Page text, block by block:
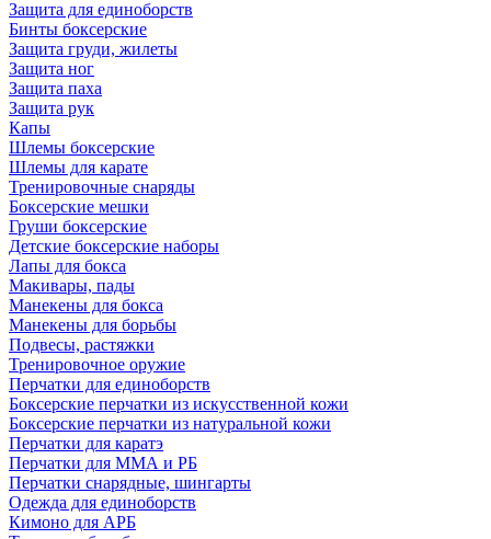
Защита для единоборств
Бинты боксерские
Защита груди, жилеты
Защита ног
Защита паха
Защита рук
Капы
Шлемы боксерские
Шлемы для карате
Тренировочные снаряды
Боксерские мешки
Груши боксерские
Детские боксерские наборы
Лапы для бокса
Макивары, пады
Манекены для бокса
Манекены для борьбы
Подвесы, растяжки
Тренировочное оружие
Перчатки для единоборств
Боксерские перчатки из искусственной кожи
Боксерские перчатки из натуральной кожи
Перчатки для каратэ
Перчатки для ММА и РБ
Перчатки снарядные, шингарты
Одежда для единоборств
Кимоно для АРБ